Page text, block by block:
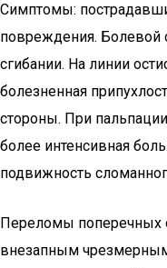
Симптомы:
повреждения. Болевой
сгибании. На линии
болезненная
стороны. При
более интенсивная
подвижность
Переломы поперечных
внезапным